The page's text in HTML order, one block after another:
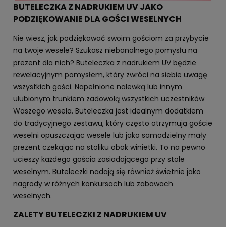
BUTELECZKA Z NADRUKIEM UV JAKO
PODZIĘKOWANIE DLA GOŚCI WESELNYCH
Nie wiesz, jak podziękować swoim gościom za przybycie
na twoje wesele? Szukasz niebanalnego pomysłu na
prezent dla nich? Buteleczka z nadrukiem UV będzie
rewelacyjnym pomysłem, który zwróci na siebie uwagę
wszystkich gości. Napełnione nalewką lub innym
ulubionym trunkiem zadowolą wszystkich uczestników
Waszego wesela. Buteleczka jest idealnym dodatkiem
do tradycyjnego zestawu, który często otrzymują goście
weselni opuszczając wesele lub jako samodzielny mały
prezent czekając na stoliku obok winietki. To na pewno
ucieszy każdego gościa zasiadającego przy stole
weselnym. Buteleczki nadają się również świetnie jako
nagrody w różnych konkursach lub zabawach
weselnych.
ZALETY BUTELECZKI Z NADRUKIEM UV